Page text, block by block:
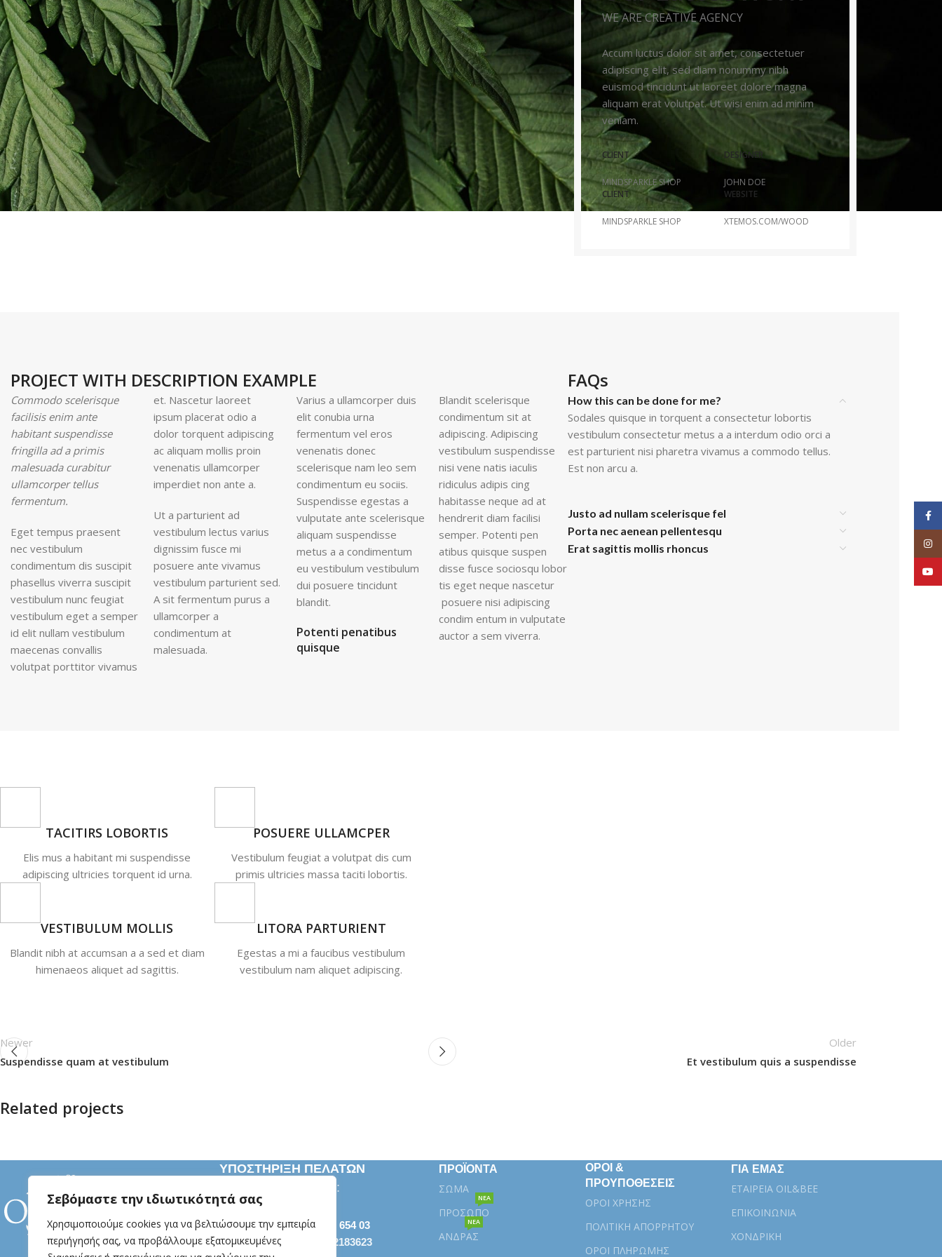
Σεβόμαστε την ιδιωτικότητά σας
Χρησιμοποιούμε cookies για να βελτιώσουμε την εμπειρία
περιήγησής σας, να προβάλλουμε εξατομικευμένες
WE ARE CREATIVE AGENCY
Accum luctus dolor sit amet, consectetuer
adipiscing elit, sed diam nonummy nibh
euismod tincidunt ut laoreet dolore magna
aliquam erat volutpat. Ut wisi enim ad minim
veniam.
CLIENT
MINDSPARKLE SHOP
DESIGNER
JOHN DOE
CLIENT
MINDSPARKLE SHOP
WEBSITE
XTEMOS.COM/WOOD
PROJECT WITH DESCRIPTION EXAMPLE
Commodo scelerisque
facilisis enim ante
habitant suspendisse
fringilla ad a primis
malesuada curabitur
ullamcorper tellus
fermentum.
Eget tempus praesent
nec vestibulum
condimentum dis suscipit
phasellus viverra suscipit
vestibulum nunc feugiat
vestibulum eget a semper
id elit nullam vestibulum
maecenas convallis
volutpat porttitor vivamus
et. Nascetur laoreet
ipsum placerat odio a
dolor torquent adipiscing
ac aliquam mollis proin
venenatis ullamcorper
imperdiet non ante a.
Ut a parturient ad
vestibulum lectus varius
dignissim fusce mi
posuere ante vivamus
vestibulum parturient sed.
A sit fermentum purus a
ullamcorper a
condimentum at
malesuada.
Varius a ullamcorper duis
elit conubia urna
fermentum vel eros
venenatis donec
scelerisque nam leo sem
condimentum eu sociis.
Suspendisse egestas a
vulputate ante scelerisque
aliquam suspendisse
metus a a condimentum
eu vestibulum vestibulum
dui posuere tincidunt
blandit.
Potenti penatibus
quisque
Blandit scelerisque
condimentum sit at
adipiscing. Adipiscing
vestibulum suspendisse
nisi vene natis iaculis
ridiculus adipis cing
habitasse neque ad at
hendrerit diam facilisi
semper. Potenti pen
atibus quisque suspen
disse fusce sociosqu lobor
tis eget neque nascetur
posuere nisi adipiscing
condim entum in vulputate
auctor a sem viverra.
FAQs
How this can be done for me?
Sodales quisque in torquent a consectetur lobortis
vestibulum consectetur metus a a interdum odio orci a
est parturient nisi pharetra vivamus a commodo tellus.
Est non arcu a.
Justo ad nullam scelerisque fel
Porta nec aenean pellentesqu
Erat sagittis mollis rhoncus
TACITIRS LOBORTIS
Elis mus a habitant mi suspendisse
adipiscing ultricies torquent id urna.
VESTIBULUM MOLLIS
Blandit nibh at accumsan a a sed et diam
himenaeos aliquet ad sagittis.
POSUERE ULLAMCPER
Vestibulum feugiat a volutpat dis cum
primis ultricies massa taciti lobortis.
LITORA PARTURIENT
Egestas a mi a faucibus vestibulum
vestibulum nam aliquet adipiscing.
Newer
Suspendisse quam at vestibulum
Older
Et vestibulum quis a suspendisse
Related projects
A lacus bibendum pulvinar
ΥΠΟΣΤΗΡΙΞΗ ΠΕΛΑΤΩΝ
Δευτέρα- Παρασκευή:
09:00-14:30
Βενιζελου 71, Καβάλα 654 03
+30 25130 11961 | 6972183623
ΠΡΟΪΟΝΤΑ
ΣΩΜΑ
ΠΡΟΣΩΠΟ
ΝΕΑ
ΑΝΔΡΑΣ
ΝΕΑ
ΟΡΟΙ &
ΠΡΟΥΠΟΘΕΣΕΙΣ
ΟΡΟΙ ΧΡΗΣΗΣ
ΠΟΛΙΤΙΚΗ ΑΠΟΡΡΗΤΟΥ
ΟΡΟΙ ΠΛΗΡΩΜΗΣ
ΓΙΑ ΕΜΑΣ
ΕΤΑΙΡΕΙΑ OIL&BEE
ΕΠΙΚΟΙΝΩΝΙΑ
ΧΟΝΔΡΙΚΗ